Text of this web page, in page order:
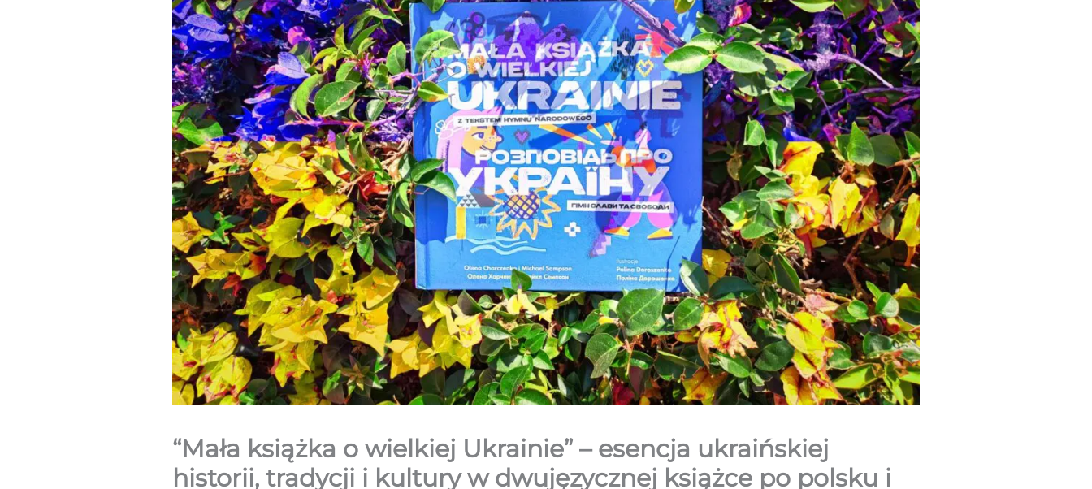
“Mała książka o wielkiej Ukrainie” – esencja ukraińskiej
historii, tradycji i kultury w dwujęzycznej książce po polsku i